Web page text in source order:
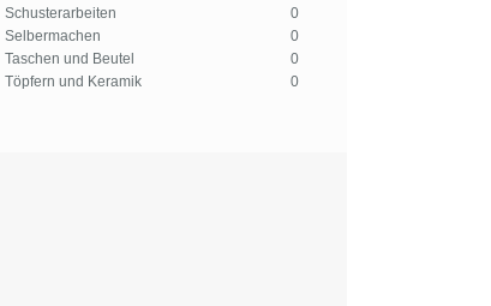
Schusterarbeiten
0
Selbermachen
0
Taschen und Beutel
0
Töpfern und Keramik
0